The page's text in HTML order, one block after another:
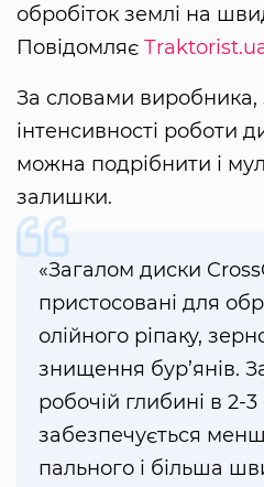
обробіток землі на
Повідомляє
За словами виробника,
інтенсивності роботи
можна подрібнити і
залишки.
«Загалом диски
пристосовані для
олійного ріпаку,
знищення бур’янів.
робочій глибині в 2-3
забезпечується
пального і більша